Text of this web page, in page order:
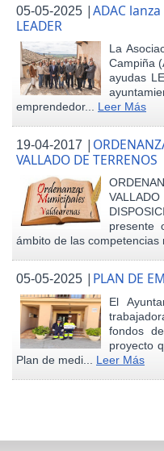
05-05-2025 |ADAC
LEADER
La
Campiña
ayudas
emprendedor... Leer Más
19-04-2017 |
VALLADO DE TERRENOS
presente
ámbito de las
05-05-2025 | PLAN DE
El
fondos
proyecto
Plan de medi... Leer Más